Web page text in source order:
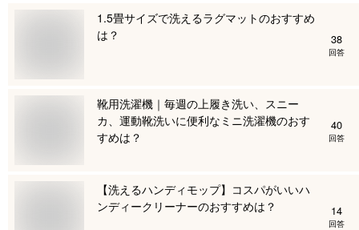
1.5畳サイズで洗えるラグマットのおすすめ
は？
38
回答
靴用洗濯機｜毎週の上履き洗い、スニー
カ、運動靴洗いに便利なミニ洗濯機のおす
すめは？
40
回答
【洗えるハンディモップ】コスパがいいハ
ンディークリーナーのおすすめは？
14
回答